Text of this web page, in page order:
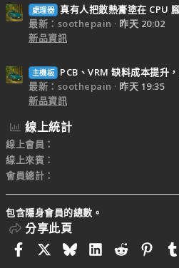
處理器 真有人把散熱膏塗在 CPU
最新：soothepain
昨天 20:02
新品資訊
主機板
PCB、VRM 缺料成本提升
最新：soothepain
昨天 19:35
新品資訊
線上統計
線上會員
線上來賓
會員總計
包含隱身會員的總數。
分享此頁
FacebookBlueskyLinkedIn
Reddit